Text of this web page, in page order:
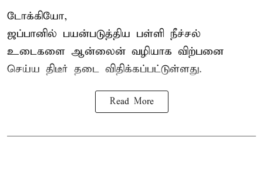
டோக்கியோ,
ஜப்பானில் பயன்படுத்திய பள்ளி நீச்சல்
உடைகளை ஆன்லைன் வழியாக விற்பனை
செய்ய திடீர் தடை விதிக்கப்பட்டுள்ளது.
Read More